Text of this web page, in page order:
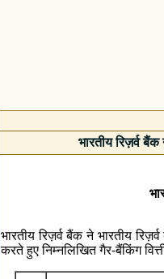
भारतीय रिज़र्व
भारतीय रिज़र्व बैंक ने भारतीय
करते हुए निम्‍नलिखित गैर-बैंकिंग